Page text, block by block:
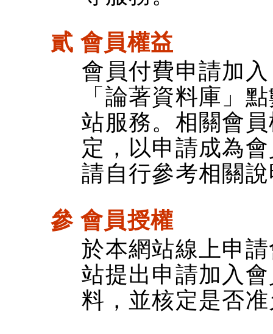
貳 會員權益
會員付費申請加
「論著資料庫」
站服務。相關會
定，以申請成為
請自行參考相關
參 會員授權
於本網站線上申
站提出申請加入
料，並核定是否